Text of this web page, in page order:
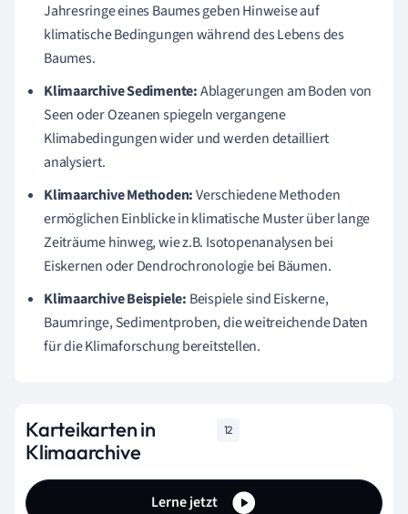
Jahresringe eines Baumes geben Hinweise auf
klimatische Bedingungen während des Lebens des
Baumes.
Klimaarchive Sedimente:Ablagerungen am Boden von
Seen oder Ozeanen spiegeln vergangene
Klimabedingungen wider und werden detailliert
analysiert.
Klimaarchive Methoden:Verschiedene Methoden
ermöglichen Einblicke in klimatische Muster über lange
Zeiträume hinweg, wie z.B. Isotopenanalysen bei
Eiskernen oder Dendrochronologie bei Bäumen.
Klimaarchive Beispiele: Beispiele sind Eiskerne,
Baumringe, Sedimentproben, die weitreichende Daten
für die Klimaforschung bereitstellen.
Karteikarten in
Klimaarchive
12
Lerne jetzt